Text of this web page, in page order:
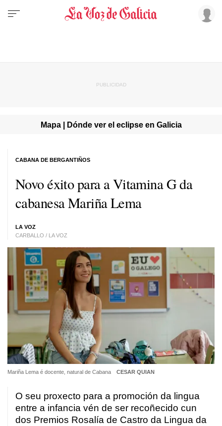
Mapa | Dónde ver el eclipse en Galicia
Novo éxito para a Vitamina G da
cabanesa Mariña Lema
LA VOZ
CARBALLO / LA VOZ
CABANA DE BERGANTIÑOS
Mariña Lema é docente, natural de Cabana CESAR QUIAN
O seu proxecto para a promoción da lingua
entre a infancia vén de ser recoñecido cun
dos Premios Rosalía de Castro da Lingua da